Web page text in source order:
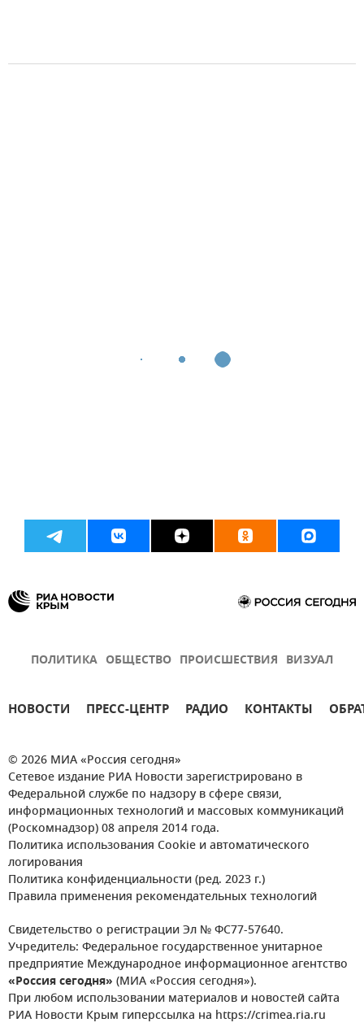
ПОЛИТИКА ОБЩЕСТВО ПРОИСШЕСТВИЯ ВИЗУАЛ
НОВОСТИ ПРЕСС-ЦЕНТР РАДИО КОНТАКТЫ
© 2026 МИА «Россия сегодня»
Сетевое издание РИА Новости зарегистрировано в
Федеральной службе по надзору в сфере связи,
информационных технологий и массовых коммуникаций
(Роскомнадзор) 08 апреля 2014 года.
Политика использования Cookie и автоматического
логирования
Политика конфиденциальности (ред. 2023 г.)
Правила применения рекомендательных технологий
Свидетельство о регистрации Эл № ФС77-57640.
Учредитель: Федеральное государственное унитарное
предприятие Международное информационное агентство
«Россия сегодня» (МИА «Россия сегодня»).
При любом использовании материалов и новостей сайта
РИА Новости Крым гиперссылка на https://crimea.ria.ru